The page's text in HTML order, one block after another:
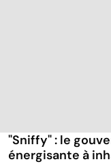
"Sniffy" : le
énergisante à